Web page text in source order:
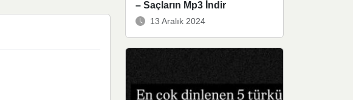
– Saçların Mp3 İndir
13 Aralık 2024